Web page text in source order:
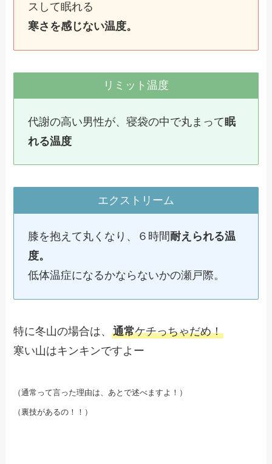
スして眠れる
寒さを感じない温度。
リミット温度
代謝の高い男性が、寝袋の中で丸まって眠
れる温度
エクストリーム
膝を抱えて丸くなり、６時間耐えられる温
度。
低体温症になるかならないかの瀬戸際。
特に冬山の場合は、通常ケチっちゃだめ！
寒い山はキンキンですよー
（通常って言った理由は、あとで述べますよ！）
（裏技があるの！！）